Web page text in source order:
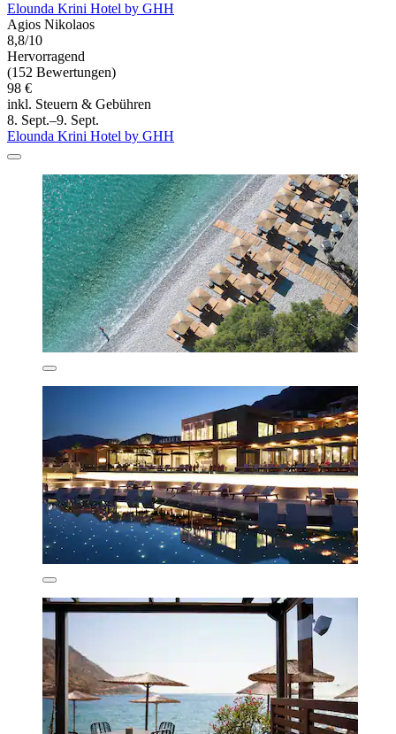
Elounda Krini Hotel by GHH
Agios Nikolaos
8,8/10
Hervorragend
(152 Bewertungen)
98 €
inkl. Steuern & Gebühren
8. Sept.–9. Sept.
Elounda Krini Hotel by GHH